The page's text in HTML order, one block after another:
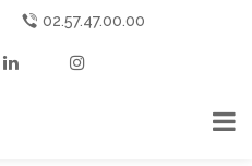
02.57.47.00.00